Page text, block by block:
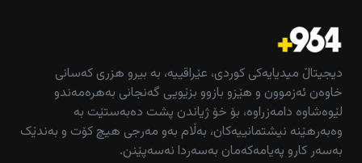
دیجیتاڵ میدیایەکی کوردی، عێراقییە، بە بیرو هزری کەسانی
خاوەن ئەزموون و هێزو بازوو بزێویی گەنجانی بەهرەمەندو
لێوەشاوە دامەزراوە، بۆ خۆ ژیاندن پشت دەبەستێت بە
وەبەرهێنە نیشتمانییەکان، بەڵام بەو مەرجی هیچ کۆت و بەندێک
بەسەر کارو پەیامەکەمان بەسەردا نەسەپێنن.